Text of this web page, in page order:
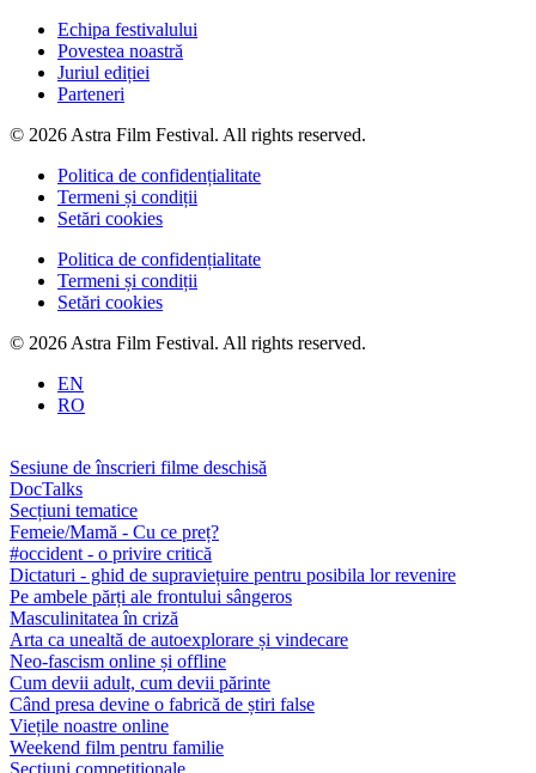
Echipa festivalului
Povestea noastră
Juriul ediției
Parteneri
© 2026 Astra Film Festival. All rights reserved.
Politica de confidențialitate
Termeni și condiții
Setări cookies
Politica de confidențialitate
Termeni și condiții
Setări cookies
© 2026 Astra Film Festival. All rights reserved.
EN
RO
Sesiune de înscrieri filme deschisă
DocTalks
Secțiuni tematice
Femeie/Mamă - Cu ce preț?
#occident - o privire critică
Dictaturi - ghid de supraviețuire pentru posibila lor revenire
Pe ambele părți ale frontului sângeros
Masculinitatea în criză
Arta ca unealtă de autoexplorare și vindecare
Neo-fascism online și offline
Cum devii adult, cum devii părinte
Când presa devine o fabrică de știri false
Viețile noastre online
Weekend film pentru familie
Secțiuni competiționale